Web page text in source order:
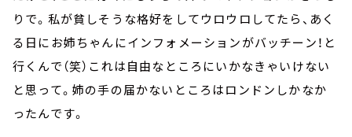
りで。私が貧しそうな格好をしてウロウロしてたら、あく
る日にお姉ちゃんにインフォメーションがバッチーン！と
行くんで（笑）これは自由なところにいかなきゃいけない
と思って。姉の手の届かないところはロンドンしかなか
ったんです。